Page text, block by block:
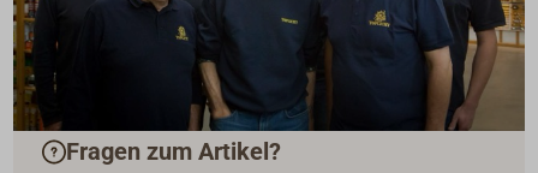
Fragen zum Artikel?